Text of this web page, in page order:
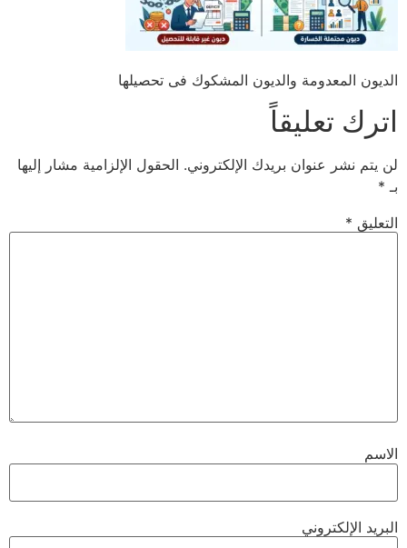
الديون المعدومة والديون المشكوك فى تحصيلها
اترك تعليقاً
لن يتم نشر عنوان بريدك الإلكتروني. الحقول الإلزامية مشار إليها
بـ *
التعليق *
الاسم
البريد الإلكتروني